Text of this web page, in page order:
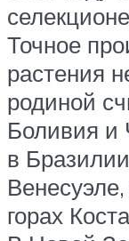
Точное
растения
родиной
Боливия и
в
горах